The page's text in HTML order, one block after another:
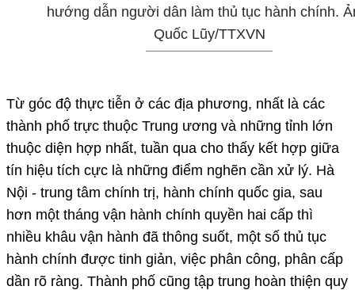
hướng dẫn người dân làm thủ tục hành chính.
Quốc Lũy/TTXVN
Từ góc độ thực tiễn ở các địa phương, nhất là các
thành phố trực thuộc Trung ương và những tỉnh lớn
thuộc diện hợp nhất, tuần qua cho thấy kết hợp giữa
tín hiệu tích cực là những điểm nghẽn cần xử lý. Hà
Nội - trung tâm chính trị, hành chính quốc gia, sau
hơn một tháng vận hành chính quyền hai cấp thì
nhiều khâu vận hành đã thông suốt, một số thủ tục
hành chính được tinh giản, việc phân công, phân cấp
dần rõ ràng. Thành phố cũng tập trung hoàn thiện quy